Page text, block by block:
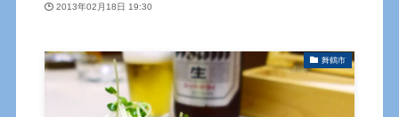
2013年02月18日 19:30
舞鶴市